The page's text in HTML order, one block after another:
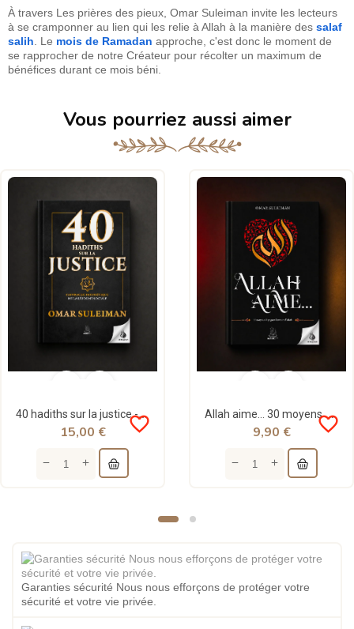
À travers Les prières des pieux, Omar Suleiman invite les lecteurs
à se cramponner au lien qui les relie à Allah à la manière des salaf
salih . Le mois de Ramadan approche, c'est donc le moment de
se rapprocher de notre Créateur pour récolter un maximum de
bénéfices durant ce mois béni.
Vous pourriez aussi aimer
40 hadiths sur la justice - Omar Suleiman - MuslimCity
favorite_border
15,00 €
Allah aime… 30 moyens de gagner l'amour d'Allah - Omar Suleiman - MuslimCity
favorite_border
9,90 €
Garanties sécurité Nous nous efforçons de protéger votre
sécurité et votre vie privée.